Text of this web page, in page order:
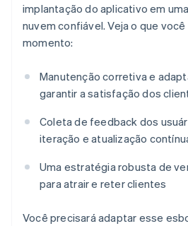
implantação do aplicativo em
nuvem confiável. Veja o que
momento:
Manutenção corretiva e
garantir a satisfação dos
Coleta de feedback dos
iteração e atualização
Uma estratégia robusta de
para atrair e reter clientes
Você precisará adaptar esse